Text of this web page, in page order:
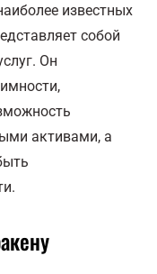
известных
собой
Он
активами, а